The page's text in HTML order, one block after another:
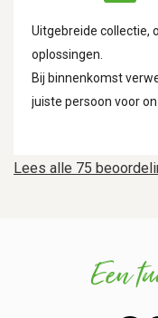
Lees alle 75
Uitgebreide collectie,
oplossingen.
Bij binnenkomst
juiste persoon voor
Een